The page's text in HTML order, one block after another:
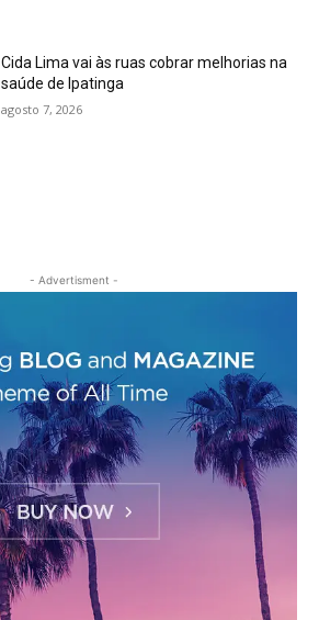
Cida Lima vai às ruas cobrar melhorias na
saúde de Ipatinga
agosto 7, 2026
- Advertisment -